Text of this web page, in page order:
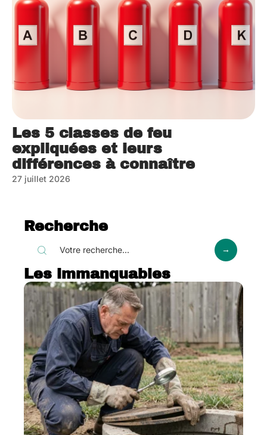
Les 5 classes de feu
expliquées et leurs
différences à connaître
27 juillet 2026
Recherche
Les immanquables